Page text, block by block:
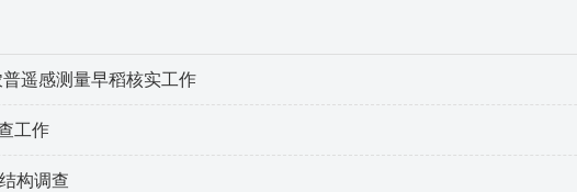
遥感测量早稻核实工作
工作
构调查